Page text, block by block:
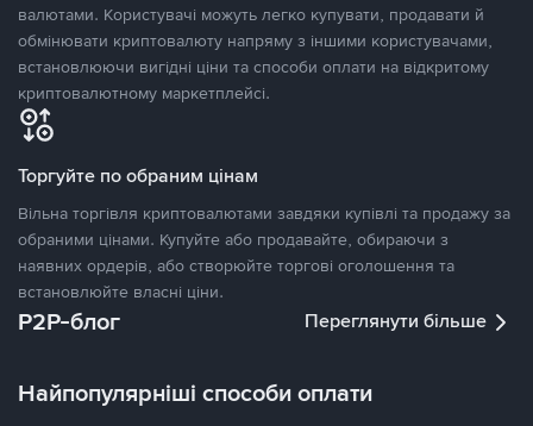
валютами. Користувачі можуть легко купувати, продавати й
обмінювати криптовалюту напряму з іншими користувачами,
встановлюючи вигідні ціни та способи оплати на відкритому
криптовалютному маркетплейсі.
Торгуйте по обраним цінам
Вільна торгівля криптовалютами завдяки купівлі та продажу за
обраними цінами. Купуйте або продавайте, обираючи з
наявних ордерів, або створюйте торгові оголошення та
встановлюйте власні ціни.
P2P-блог Переглянути більше
Найпопулярніші способи оплати